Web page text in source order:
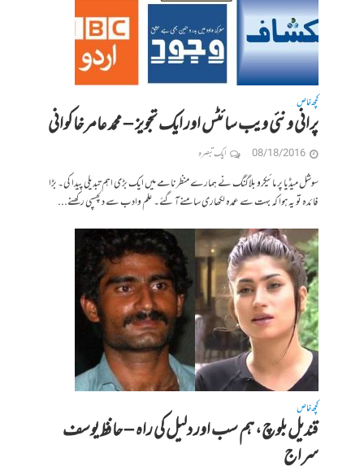
کچھ خاص
پرانی و نئی ویب سائٹس اور ایک تجویز – محمد عامر خاکوانی
08/18/2016 ایک تبصرہ
سوشل میڈیا پر مائیکرو بلاگنگ نے ہمارے منظرنامے میں ایک بڑی اہم تبدیلی پیدا کی۔ بڑا
فائدہ تو یہ ہوا کہ بہت سے عمدہ لکھاری سامنےآ گئے۔ علم وادب سے دلچسپی رکھنے...
کچھ خاص
قندیل بلوچ، ہم سب اور دلیل کی راہ – حافظ یوسف
سراج